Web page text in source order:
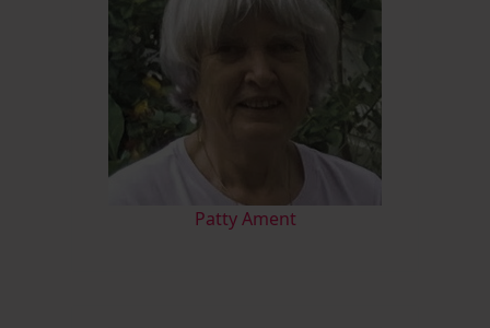
Patty Ament